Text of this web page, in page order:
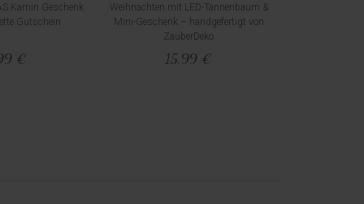
Kamin Geschenk
Gutschein
€
Weihnachten mit LED-Tannenbaum &
Mini-Geschenk – handgefertigt von
ZauberDeko
15,99 €